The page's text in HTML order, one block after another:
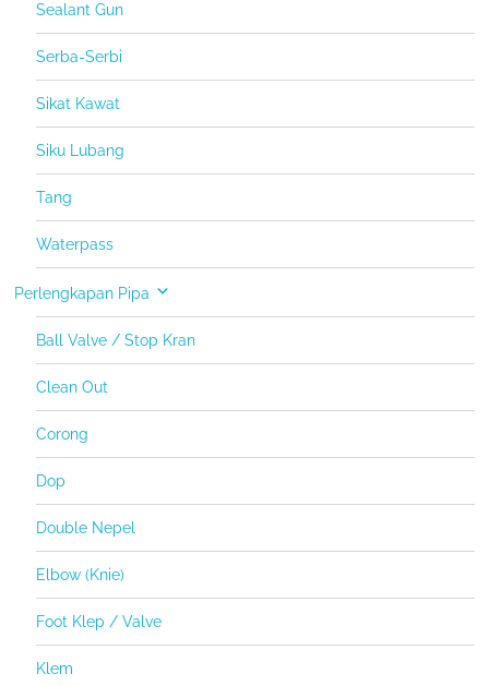
Sealant Gun
Serba-Serbi
Sikat Kawat
Siku Lubang
Tang
Waterpass
Perlengkapan Pipa
Ball Valve / Stop Kran
Clean Out
Corong
Dop
Double Nepel
Elbow (Knie)
Foot Klep / Valve
Klem